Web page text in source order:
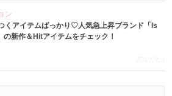
ン
くアイテムばっかり♡人気急上昇ブランド「Is
の新作＆Hitアイテムをチェック！
2019.9.3